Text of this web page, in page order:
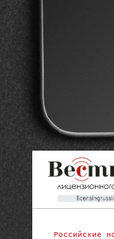
Российские